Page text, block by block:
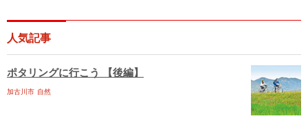
人気記事
ポタリングに行こう 【後編】
加古川市 自然